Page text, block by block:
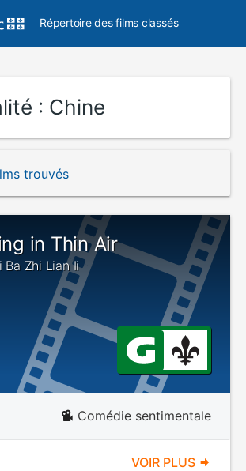
Répertoire des films classés
: Chine
trouvés
in Thin Air
Ba Zhi Lian Ii
Comédie sentimentale
VOIR PLUS